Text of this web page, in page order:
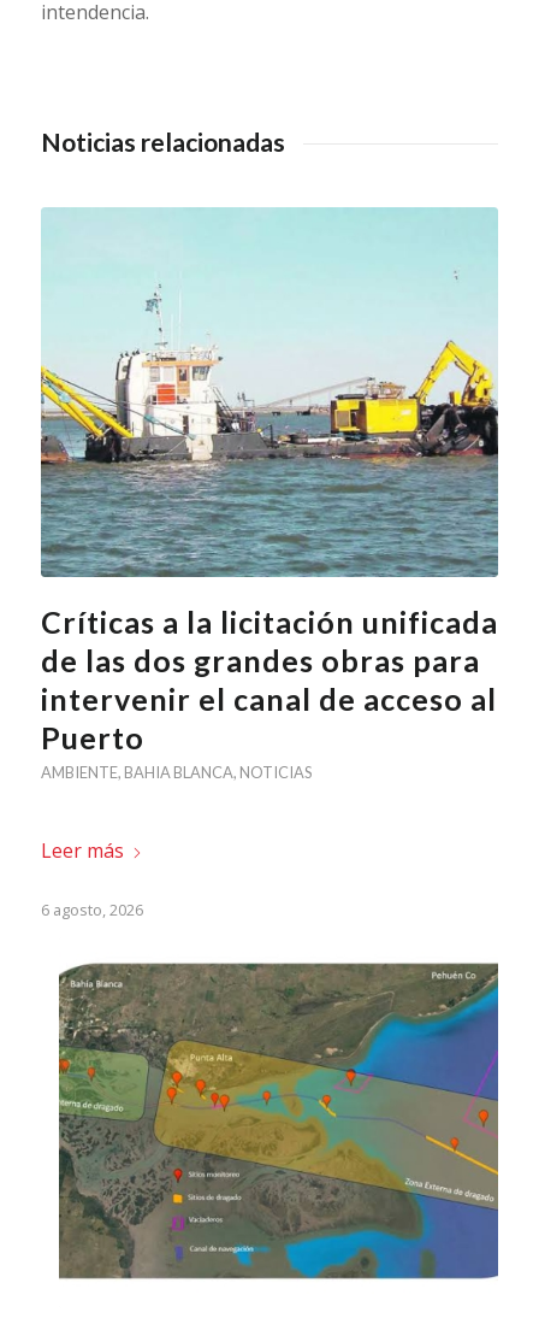
intendencia.
Noticias relacionadas
Críticas a la licitación unificada
de las dos grandes obras para
intervenir el canal de acceso al
Puerto
AMBIENTE, BAHIA BLANCA, NOTICIAS
Leer más
6 agosto, 2026